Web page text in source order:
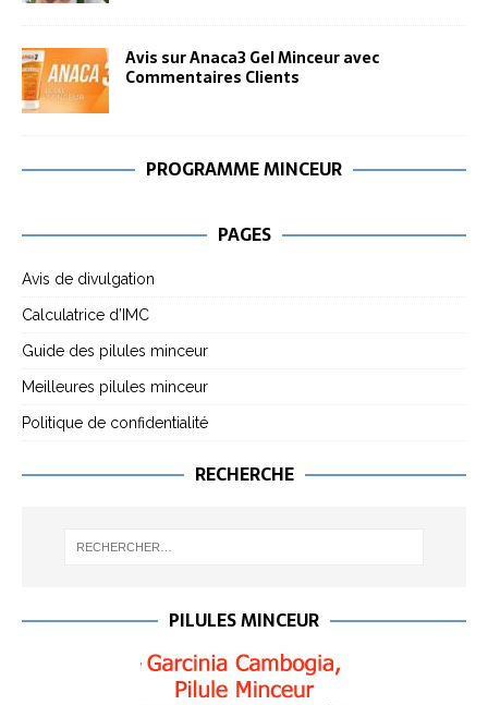
Avis sur Anaca3 Gel Minceur avec
Commentaires Clients
PROGRAMME MINCEUR
PAGES
Avis de divulgation
Calculatrice d’IMC
Guide des pilules minceur
Meilleures pilules minceur
Politique de confidentialité
RECHERCHE
PILULES MINCEUR